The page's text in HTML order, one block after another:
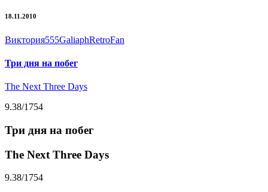
18.11.2010
Виктория555GaliaphRetroFan
Три дня на побег
The Next Three Days
9.38/1754
Три дня на побег
The Next Three Days
9.38/1754